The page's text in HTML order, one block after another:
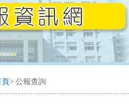
頁> 公報查詢